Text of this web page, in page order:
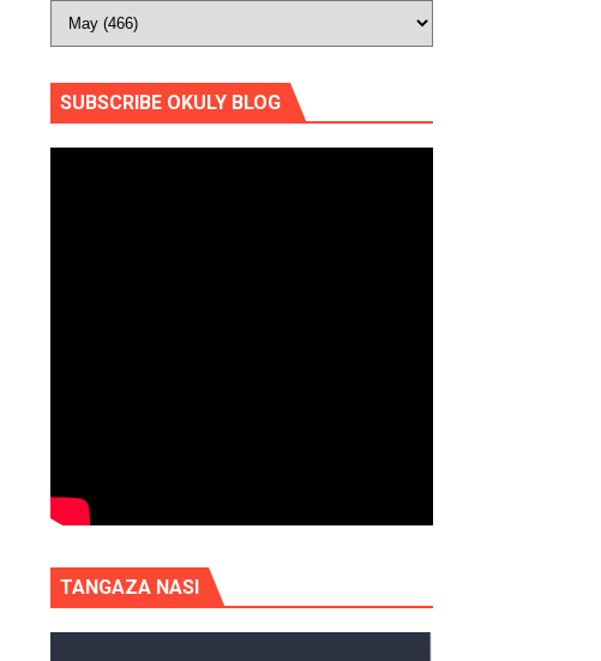
SUBSCRIBE OKULY BLOG
TANGAZA NASI